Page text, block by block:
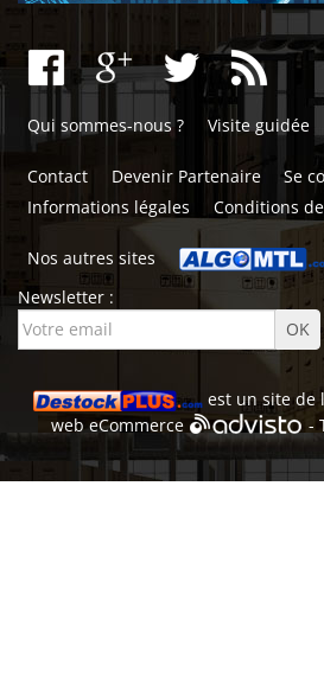
Qui sommes-nous ? Visite guidée
Contact Devenir Partenaire Se
Informations légales
Conditions
Nos autres sites
Newsletter :
est un site de
webeCommerce -